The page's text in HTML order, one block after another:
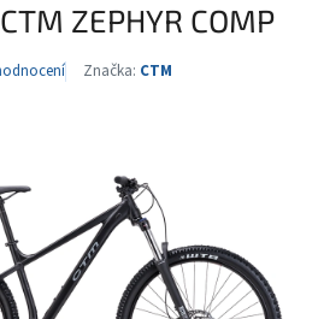
ZEPHYR COMP
Značka: CTM